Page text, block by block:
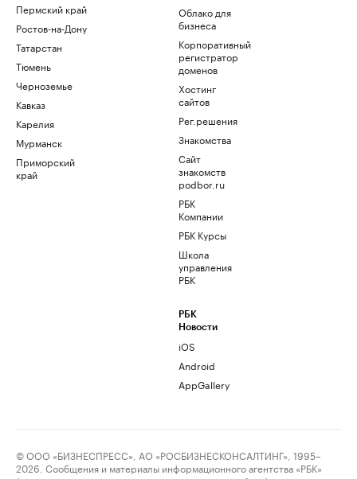
Пермский край
Ростов-на-Дону
Татарстан
Тюмень
Черноземье
Кавказ
Карелия
Мурманск
Приморский
край
Облако для
бизнеса
Корпоративный
регистратор
доменов
Хостинг
сайтов
Рег.решения
Знакомства
Сайт
знакомств
podbor.ru
РБК
Компании
РБК Курсы
Школа
управления
РБК
РБК
Новости
iOS
Android
AppGallery
© ООО «БИЗНЕСПРЕСС», АО «РОСБИЗНЕСКОНСАЛТИНГ», 1995–
2026. Сообщения и материалы информационного агентства «РБК»